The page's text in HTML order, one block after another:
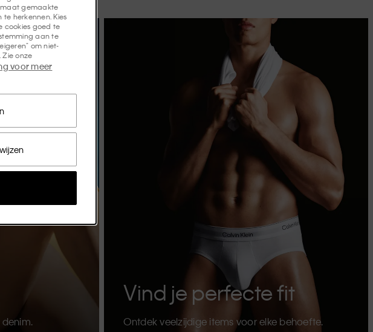
denim.
Vind je perfecte fit
Ontdek veelzijdige items voor elke behoefte.
gemaakte
herkennen. Kies
cookies goed te
aan te
om niet-
Zie onze
voor meer